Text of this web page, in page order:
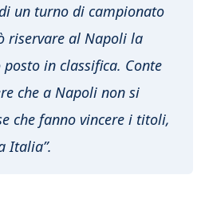
un turno di campionato
riservare al Napoli la
in classifica. Conte
che a Napoli non si
che fanno vincere i titoli,
Italia”.